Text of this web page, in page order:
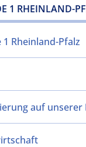
1 RHEINLAND-
Rheinland-Pfalz
auf unserer